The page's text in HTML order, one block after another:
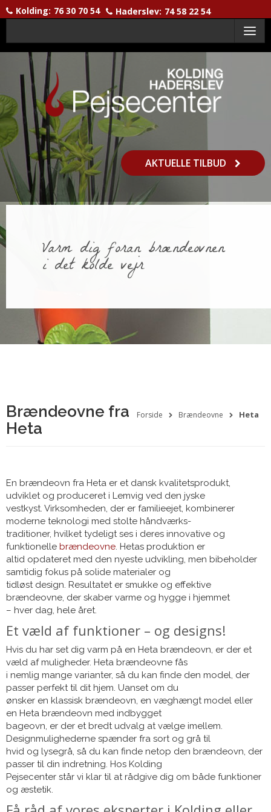
Kolding: 76 30 70 54 Haderslev: 74 58 22 54
Menu
AKTUELLE TILBUD
Varm dig foran brændeovnen
i det kolde vejr
Forside Brændeovne Heta
Brændeovne fra
Heta
En brændeovn fra Heta er et dansk kvalitetsprodukt,
udviklet og produceret i Lemvig ved den jyske
vestkyst. Virksomheden, der er familieejet, kombinerer
moderne teknologi med stolte håndværks-
traditioner, hvilket tydeligt ses i deres innovative og
funktionelle brændeovne. Hetas produktion er
altid opdateret med den nyeste udvikling, men bibeholder
samtidig fokus på solide materialer og
tidløst design. Resultatet er smukke og effektive
brændeovne, der skaber varme og hygge i hjemmet
– hver dag, hele året.
Et væld af funktioner – og designs!
Hvis du har set dig varm på en Heta brændeovn, er der et
væld af muligheder. Heta brændeovne fås
i nemlig mange varianter, så du kan finde den model, der
passer perfekt til dit hjem. Uanset om du
ønsker en klassisk brændeovn, en væghængt model eller
en Heta brændeovn med indbygget
bageovn, er der et bredt udvalg at vælge imellem.
Designmulighederne spænder fra sort og grå til
hvid og lysegrå, så du kan finde netop den brændeovn, der
passer til din indretning. Hos Kolding
Pejsecenter står vi klar til at rådgive dig om både funktioner
og æstetik.